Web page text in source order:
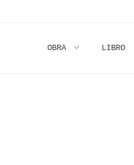
OBRA LIBRO